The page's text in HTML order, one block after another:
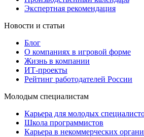
Экспертная рекомендация
Новости и статьи
Блог
О компаниях в игровой форме
Жизнь в компании
ИТ-проекты
Рейтинг работодателей России
Молодым специалистам
Карьера для молодых
Школа программистов
Карьера в некоммерческих